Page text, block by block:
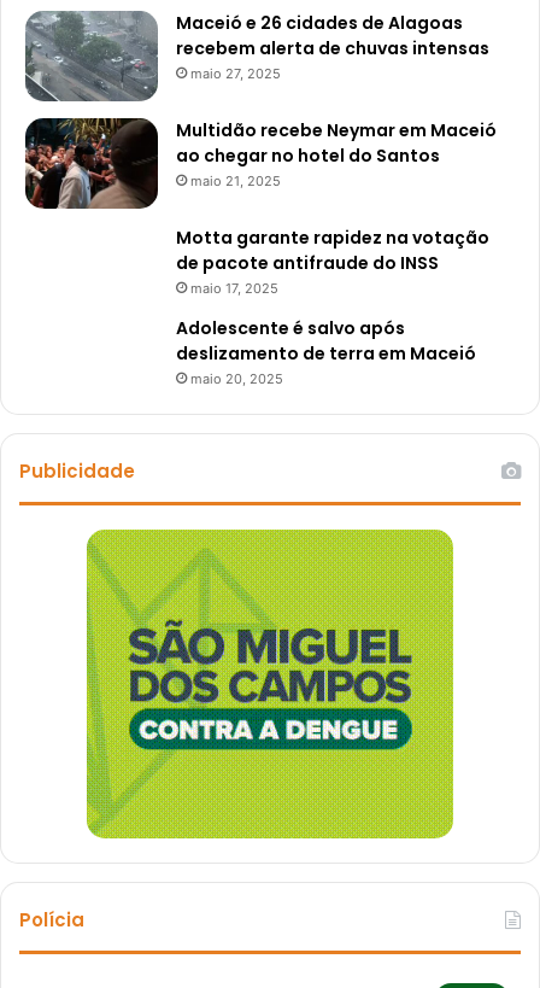
Maceió e 26 cidades de Alagoas
recebem alerta de chuvas intensas
maio 27, 2025
Multidão recebe Neymar em Maceió
ao chegar no hotel do Santos
maio 21, 2025
Motta garante rapidez na votação
de pacote antifraude do INSS
maio 17, 2025
Adolescente é salvo após
deslizamento de terra em Maceió
maio 20, 2025
Publicidade
Polícia